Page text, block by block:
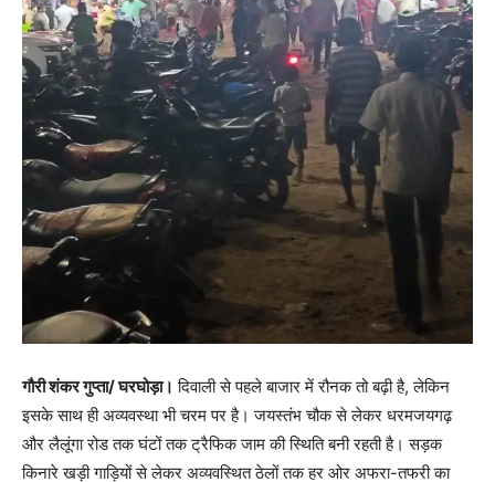
गौरी शंकर गुप्ता/ घरघोड़ा। दिवाली से पहले बाजार में रौनक तो बढ़ी है, लेकिन
इसके साथ ही अव्यवस्था भी चरम पर है। जयस्तंभ चौक से लेकर धरमजयगढ़
और लैलूंगा रोड तक घंटों तक ट्रैफिक जाम की स्थिति बनी रहती है। सड़क
किनारे खड़ी गाड़ियों से लेकर अव्यवस्थित ठेलों तक हर ओर अफरा-तफरी का